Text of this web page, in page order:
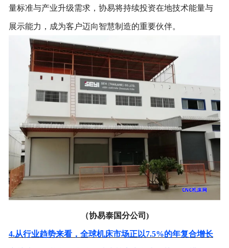
量标准与产业升级需求，协易将持续投资在地技术能量与
展示能力，成为客户迈向智慧制造的重要伙伴。
（协易泰国分公司 )
4.从行业趋势来看，全球机床市场正以7.5%的年复合增长